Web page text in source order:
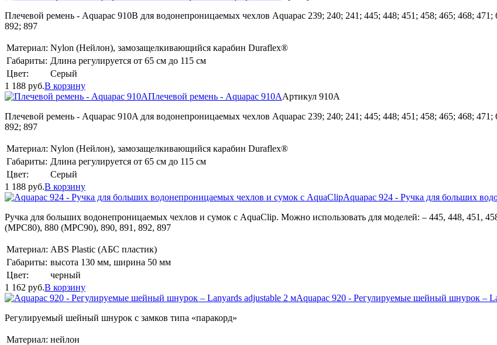
Плечевой ремень - Aquapac 910B для водонепроницаемых чехлов Aquapac 239; 240; 241; 445; 448; 451; 458; 465; 468;
892; 897
Материал: Nylon (Нейлон), замозащелкивающийся карабин Duraflex®
Габариты: Длина регулируется от 65 см до 115 см
Цвет:
Серый
1 188 руб.В корзину
Плечевой ремень - Aquapac 910AАртикул 910A
Плечевой ремень - Aquapac 910A для водонепроницаемых чехлов Aquapac 239; 240; 241; 445; 448; 451; 458; 465; 468;
892; 897
Материал: Nylon (Нейлон), замозащелкивающийся карабин Duraflex®
Габариты: Длина регулируется от 65 см до 115 см
Цвет:
Серый
1 188 руб.В корзину
Aquapac 924 - Ручка для больших
Ручка для больших водонепроницаемых чехлов и сумок с AquaClip. Можно использовать для моделей: – 445, 448, 451,
(MPC80), 880 (MPC90), 890, 891, 892, 897
Материал: ABS Plastic (АБС пластик)
Габариты: высота 130 мм, ширина 50 мм
Цвет:
черный
1 162 руб.В корзину
Aquapac 920 - Регулируемые шейный шнурок –
Регулируемый шейный шнурок с замков типа «паракорд»
Материал: нейлон